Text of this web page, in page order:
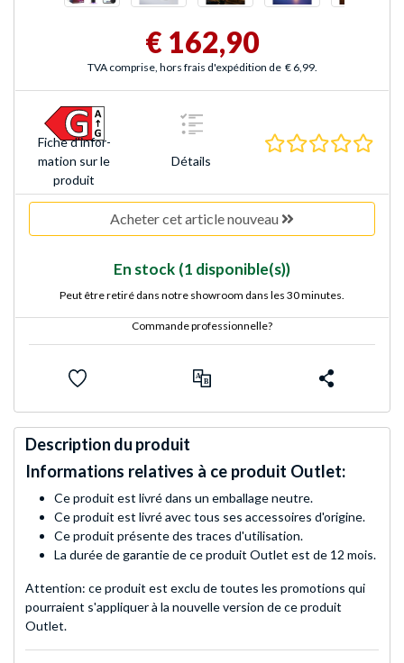
€ 162,90
TVA comprise, hors frais d'expédition de € 6,99.
Fiche d'infor­
mation sur le
produit
Détails
Acheter cet article nouveau
En stock (1 disponible(s))
Peut être retiré dans notre showroom dans les 30 minutes.
Commande professionnelle?
Description du produit
Informations relatives à ce produit Outlet:
Ce produit est livré dans un emballage neutre.
Ce produit est livré avec tous ses accessoires d'origine.
Ce produit présente des traces d'utilisation.
La durée de garantie de ce produit Outlet est de 12 mois.
Attention: ce produit est exclu de toutes les promotions qui
pourraient s'appliquer à la nouvelle version de ce produit
Outlet.